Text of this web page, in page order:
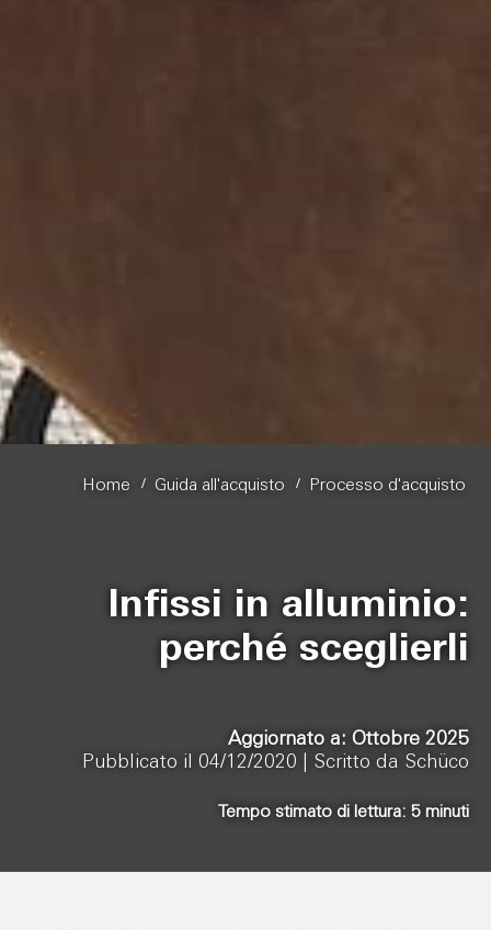
Home / Guida all'acquisto / Processo d'acquisto
Infissi in alluminio:
perché sceglierli
Aggiornato a: Ottobre 2025
Pubblicato il 04/12/2020 | Scritto da Schüco
Tempo stimato di lettura: 5 minuti